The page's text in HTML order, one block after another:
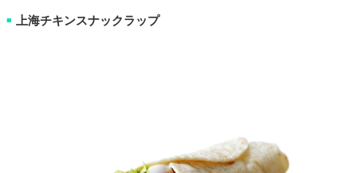
■ 上海チキンスナックラップ